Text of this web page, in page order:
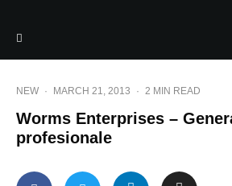
NEW · MARCH 21, 2013 · 2 MIN READ
Worms Enterprises –
profesionale